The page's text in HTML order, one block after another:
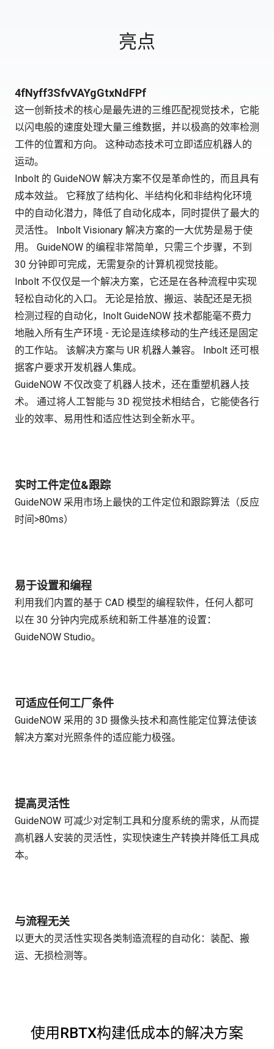
亮点
4fNyff3SfvVAYgGtxNdFPf
这一创新技术的核心是最先进的三维匹配视觉技术，它能
以闪电般的速度处理大量三维数据，并以极高的效率检测
工件的位置和方向。 这种动态技术可立即适应机器人的
运动。
Inbolt 的 GuideNOW 解决方案不仅是革命性的，而且具有
成本效益。 它释放了结构化、半结构化和非结构化环境
中的自动化潜力，降低了自动化成本，同时提供了最大的
灵活性。 Inbolt Visionary 解决方案的一大优势是易于使
用。 GuideNOW 的编程非常简单，只需三个步骤，不到
30 分钟即可完成，无需复杂的计算机视觉技能。
Inbolt 不仅仅是一个解决方案，它还是在各种流程中实现
轻松自动化的入口。 无论是拾放、搬运、装配还是无损
检测过程的自动化，Inolt GuideNOW 技术都能毫不费力
地融入所有生产环境 - 无论是连续移动的生产线还是固定
的工作站。 该解决方案与 UR 机器人兼容。 Inbolt 还可根
据客户要求开发机器人集成。
GuideNOW 不仅改变了机器人技术，还在重塑机器人技
术。 通过将人工智能与 3D 视觉技术相结合，它能使各行
业的效率、易用性和适应性达到全新水平。
实时工件定位&跟踪
GuideNOW 采用市场上最快的工件定位和跟踪算法（反应
时间>80ms）
易于设置和编程
利用我们内置的基于 CAD 模型的编程软件，任何人都可
以在 30 分钟内完成系统和新工件基准的设置：
GuideNOW Studio。
可适应任何工厂条件
GuideNOW 采用的 3D 摄像头技术和高性能定位算法使该
解决方案对光照条件的适应能力极强。
提高灵活性
GuideNOW 可减少对定制工具和分度系统的需求，从而提
高机器人安装的灵活性，实现快速生产转换并降低工具成
本。
与流程无关
以更大的灵活性实现各类制造流程的自动化：装配、搬
运、无损检测等。
使用RBTX构建低成本的解决方案